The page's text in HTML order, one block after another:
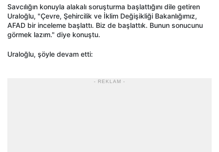
Savcılığın konuyla alakalı soruşturma başlattığını dile getiren
Uraloğlu, "Çevre, Şehircilik ve İklim Değişikliği Bakanlığımız,
AFAD bir inceleme başlattı. Biz de başlattık. Bunun sonucunu
görmek lazım." diye konuştu.
Uraloğlu, şöyle devam etti:
- REKLAM -